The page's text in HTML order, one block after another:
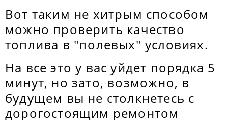
Вот таким не хитрым способом
можно проверить качество
топлива в "полевых" условиях.
На все это у вас уйдет порядка 5
минут, но зато, возможно, в
будущем вы не столкнетесь с
дорогостоящим ремонтом